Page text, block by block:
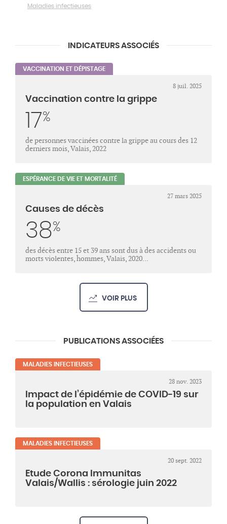
Maladies infectieuses
INDICATEURS ASSOCIÉS
VACCINATION ET DÉPISTAGE
8 juil. 2025
Vaccination contre la grippe
17%
de personnes vaccinées contre la grippe au cours des 12
derniers mois, Valais, 2022
ESPÉRANCE DE VIE ET MORTALITÉ
27 mars 2025
Causes de décès
38%
des décès entre 15 et 39 ans sont dus à des accidents ou
morts violentes, hommes, Valais, 2020...
VOIR PLUS
PUBLICATIONS ASSOCIÉES
MALADIES INFECTIEUSES
28 nov. 2023
Impact de l’épidémie de COVID-19 sur
la population en Valais
MALADIES INFECTIEUSES
20 sept. 2022
Etude Corona Immunitas
Valais/Wallis : sérologie juin 2022